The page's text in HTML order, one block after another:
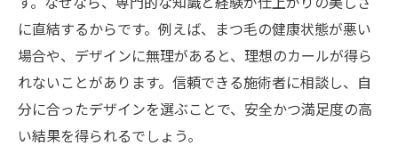
に直結するからです。例えば、まつ毛の健康状態が悪い
場合や、デザインに無理があると、理想のカールが得ら
れないことがあります。信頼できる施術者に相談し、自
分に合ったデザインを選ぶことで、安全かつ満足度の高
い結果を得られるでしょう。